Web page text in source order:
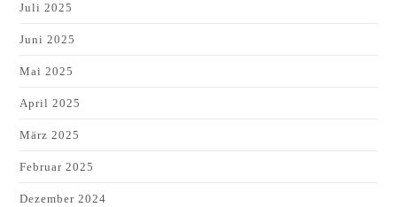
Juli 2025
Juni 2025
Mai 2025
April 2025
März 2025
Februar 2025
Dezember 2024